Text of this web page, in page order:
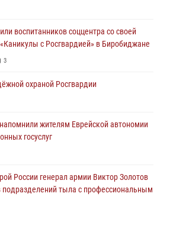
воспитанников соццентра со своей
с Росгвардией» в Биробиджане
3
охраной Росгвардии
жителям Еврейской автономии
госуслуг
России генерал армии Виктор Золотов
подразделений тыла с профессиональным